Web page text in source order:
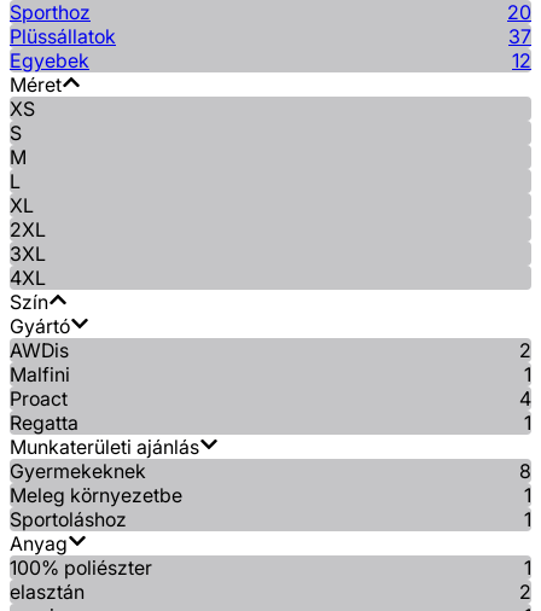
Sporthoz
20
Plüssállatok
37
Egyebek
12
Méret
XS
S
M
L
XL
2XL
3XL
4XL
Szín
Gyártó
AWDis
2
Malfini
1
Proact
4
Regatta
1
Munkaterületi ajánlás
Gyermekeknek
8
Meleg környezetbe
1
Sportoláshoz
1
Anyag
100% poliészter
1
elasztán
2